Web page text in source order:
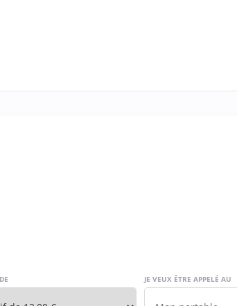
JE VEUX ÊTRE APPELÉ AU